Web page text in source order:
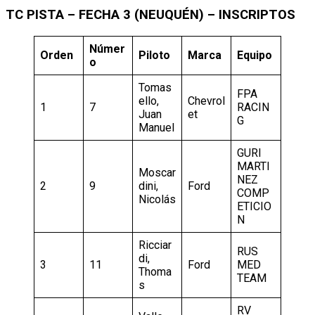
TC PISTA – FECHA 3 (NEUQUÉN) – INSCRIPTOS
Orden
Númer
o
Piloto Marca Equipo
1 7
Tomas
ello,
Juan
Manuel
Chevrol
et
FPA
RACIN
G
2 9
Moscar
dini,
Nicolás
Ford
GURI
MARTI
NEZ
COMP
ETICIO
N
3 11
Ricciar
di,
Thoma
s
Ford
RUS
MED
TEAM
RV